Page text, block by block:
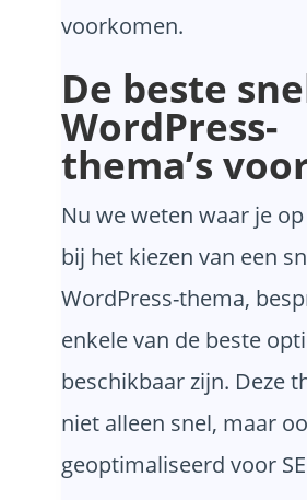
voorkomen.
De beste
WordPress-
thema’s
Nu we weten waar je
bij het kiezen van een
WordPress-thema,
enkele van de beste
beschikbaar zijn. Deze
niet alleen snel, maar
geoptimaliseerd voor